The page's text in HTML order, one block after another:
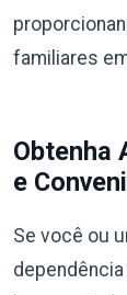
familiares
Obtenha
e
Se você ou